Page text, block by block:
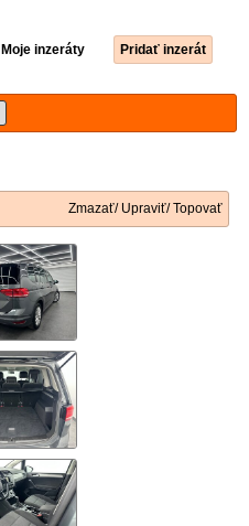
Moje inzeráty Pridať inzerát
Zmazať/ Upraviť/ Topovať